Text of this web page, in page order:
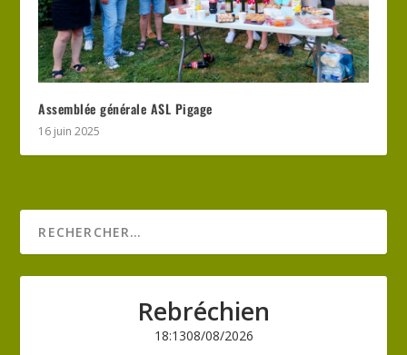
Assemblée générale ASL Pigage
16 juin 2025
Rebréchien
18:1308/08/2026